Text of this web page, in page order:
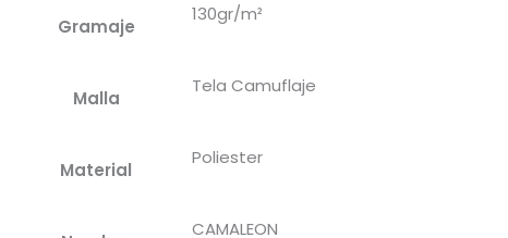
Gramaje
130gr/m²
Malla
Tela Camuflaje
Material
Poliester
CAMALEON